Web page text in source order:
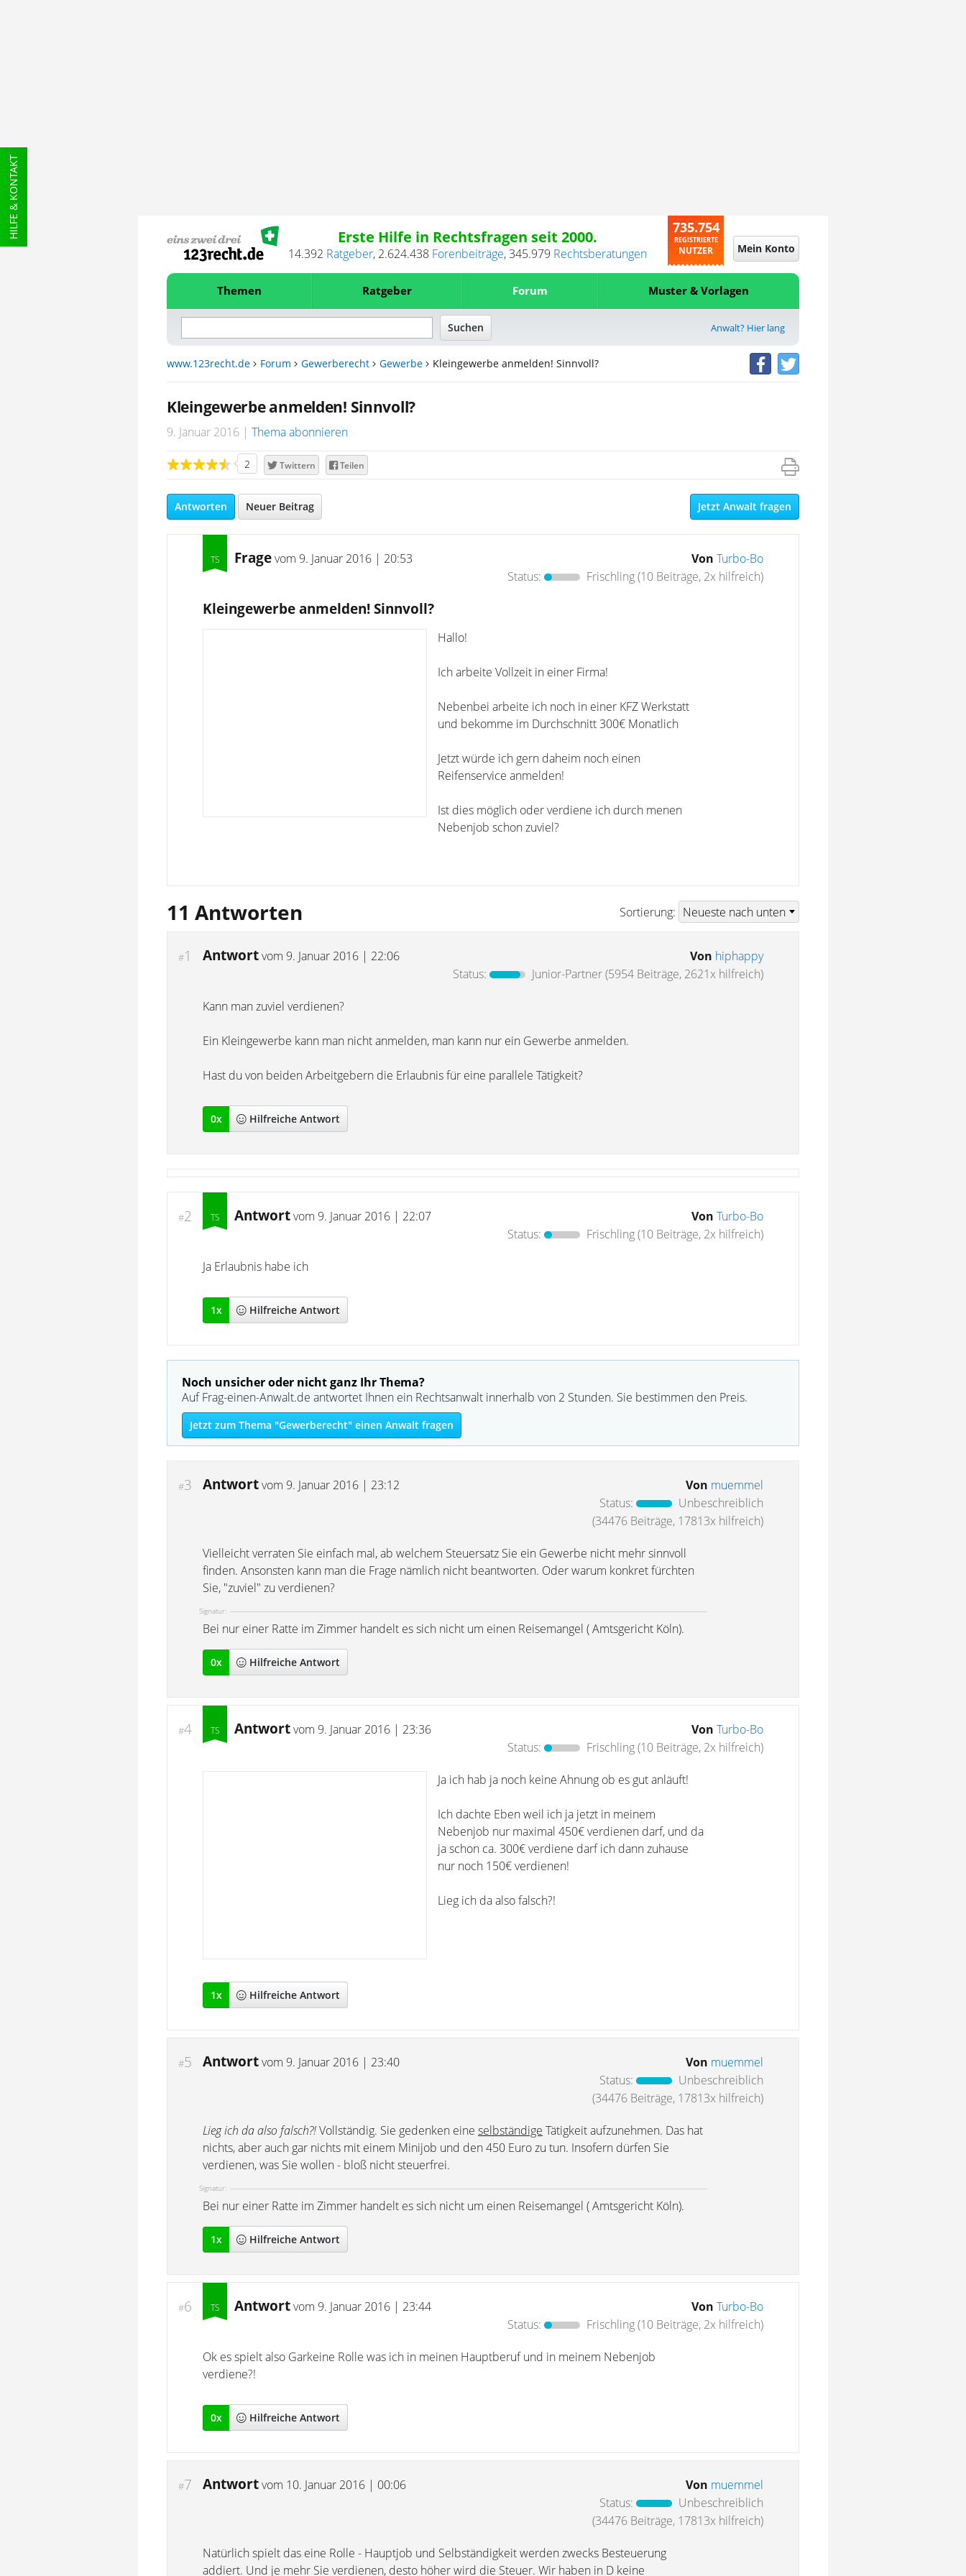
HILFE & KONTAKT Erste Hilfe in Rechtsfragen seit 2000.
14.392 Ratgeber, 2.624.438 Forenbeiträge,345.979 Rechtsberatungen
735.754
REGISTRIERTE
NUTZER Mein Konto
Themen Ratgeber Forum Muster & Vorlagen
Anwalt? Hier lang
www.123recht.de Forum Gewerberecht Gewerbe Kleingewerbe anmelden! Sinnvoll?
Kleingewerbe anmelden! Sinnvoll?
9. Januar 2016 Thema abonnieren
2 Twittern Teilen
Antworten Neuer Beitrag Jetzt Anwalt fragen
Fragevom 9. Januar 2016 | 20:53 Von Turbo-Bo
Status:
Frischling(10 Beiträge, 2x hilfreich)
Kleingewerbe anmelden! Sinnvoll?
Hallo!
Ich arbeite Vollzeit in einer Firma!
Nebenbei arbeite ich noch in einer KFZ Werkstatt
und bekomme im Durchschnitt 300€ Monatlich
Jetzt würde ich gern daheim noch einen
Reifenservice anmelden!
Ist dies möglich oder verdiene ich durch menen
Nebenjob schon zuviel?
11 Antworten Sortierung:
#1 Antwortvom 9. Januar 2016 | 22:06 Von hiphappy
Status:
Junior-Partner(5954 Beiträge, 2621x hilfreich)
Kann man zuviel verdienen?
Ein Kleingewerbe kann man nicht anmelden, man kann nur ein Gewerbe anmelden.
Hast du von beiden Arbeitgebern die Erlaubnis für eine parallele Tätigkeit?
0x Hilfreiche Antwort
#2 Antwortvom 9. Januar 2016 | 22:07 Von Turbo-Bo
Status:
Frischling(10 Beiträge, 2x hilfreich)
Ja Erlaubnis habe ich
1x Hilfreiche Antwort
Noch unsicher oder nicht ganz Ihr Thema?
Auf Frag-einen-Anwalt.de antwortet Ihnen ein Rechtsanwalt innerhalb von 2 Stunden. Sie bestimmen den Preis.
Jetzt zum Thema "Gewerberecht" einen Anwalt fragen
#3 Antwortvom 9. Januar 2016 | 23:12 Von muemmel
Status:
Unbeschreiblich
(34476 Beiträge, 17813x hilfreich)
Vielleicht verraten Sie einfach mal, ab welchem Steuersatz Sie ein Gewerbe nicht mehr sinnvoll
finden. Ansonsten kann man die Frage nämlich nicht beantworten. Oder warum konkret fürchten
Sie, "zuviel" zu verdienen?
Signatur:
Bei nur einer Ratte im Zimmer handelt es sich nicht um einen Reisemangel ( Amtsgericht Köln).
0x Hilfreiche Antwort
#4 Antwortvom 9. Januar 2016 | 23:36 Von Turbo-Bo
Status:
Frischling(10 Beiträge, 2x hilfreich)
Ja ich hab ja noch keine Ahnung ob es gut anläuft!
Ich dachte Eben weil ich ja jetzt in meinem
Nebenjob nur maximal 450€ verdienen darf, und da
ja schon ca. 300€ verdiene darf ich dann zuhause
nur noch 150€ verdienen!
Lieg ich da also falsch?!
1x Hilfreiche Antwort
#5 Antwortvom 9. Januar 2016 | 23:40 Von muemmel
Status:
Unbeschreiblich
(34476 Beiträge, 17813x hilfreich)
Lieg ich da also falsch?!Vollständig. Sie gedenken eine selbständige Tätigkeit aufzunehmen. Das hat
nichts, aber auch gar nichts mit einem Minijob und den 450 Euro zu tun. Insofern dürfen Sie
verdienen, was Sie wollen - bloß nicht steuerfrei.
Signatur:
Bei nur einer Ratte im Zimmer handelt es sich nicht um einen Reisemangel ( Amtsgericht Köln).
1x Hilfreiche Antwort
#6 Antwortvom 9. Januar 2016 | 23:44 Von Turbo-Bo
Status:
Frischling(10 Beiträge, 2x hilfreich)
Ok es spielt also Garkeine Rolle was ich in meinen Hauptberuf und in meinem Nebenjob
verdiene?!
0x Hilfreiche Antwort
#7 Antwortvom 10. Januar 2016 | 00:06 Von muemmel
Status:
Unbeschreiblich
(34476 Beiträge, 17813x hilfreich)
Natürlich spielt das eine Rolle - Hauptjob und Selbständigkeit werden zwecks Besteuerung
addiert. Und je mehr Sie verdienen, desto höher wird die Steuer. Wir haben in D keine